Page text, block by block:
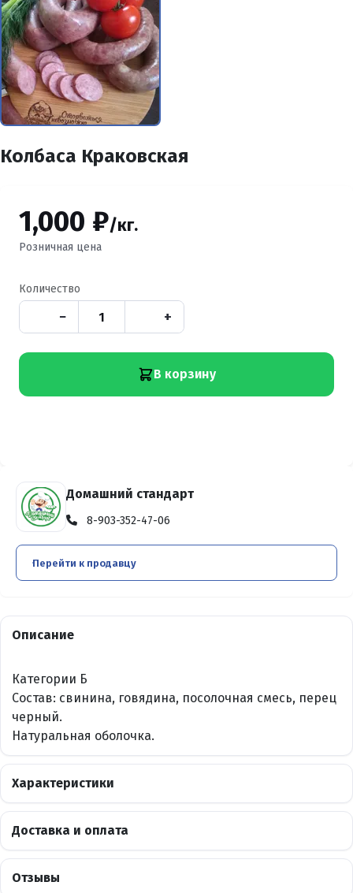
Колбаса Краковская
1,000 ₽/кг.
Розничная цена
Количество
− +
В корзину
Домашний стандарт
8-903-352-47-06
Перейти к продавцу
Описание
Категории Б
Состав: свинина, говядина, посолочная смесь, перец
черный.
Натуральная оболочка.
Характеристики
Доставка и оплата
Отзывы